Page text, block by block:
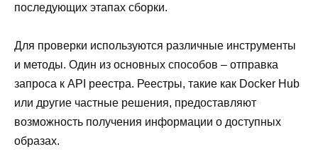
последующих этапах сборки.
Для проверки используются различные инструменты
и методы. Один из основных способов – отправка
запроса к API реестра. Реестры, такие как Docker Hub
или другие частные решения, предоставляют
возможность получения информации о доступных
образах.